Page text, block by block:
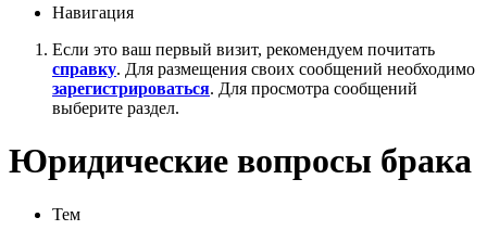
Навигация
Если это ваш первый визит, рекомендуем почитать
справку. Для размещения своих сообщений необходимо
зарегистрироваться. Для просмотра сообщений
выберите раздел.
Юридические вопросы брака
Тем